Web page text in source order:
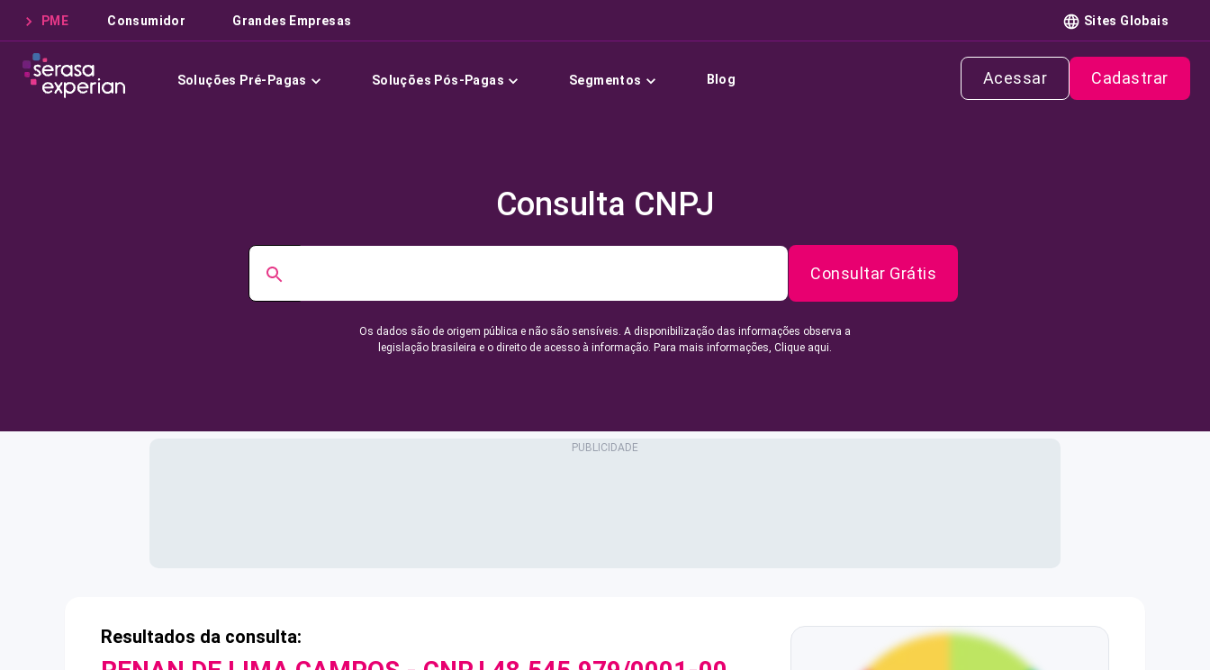
PME Consumidor Grandes Empresas Sites Globais
Soluções Pré-Pagas Soluções Pós-Pagas Segmentos Blog Acessar Cadastrar
Consulta CNPJ
Consultar Grátis
Os dados são de origem pública e não são sensíveis. A disponibilização das informações observa a
legislação brasileira e o direito de acesso à informação. Para mais informações, Clique aqui.
Resultados da consulta: